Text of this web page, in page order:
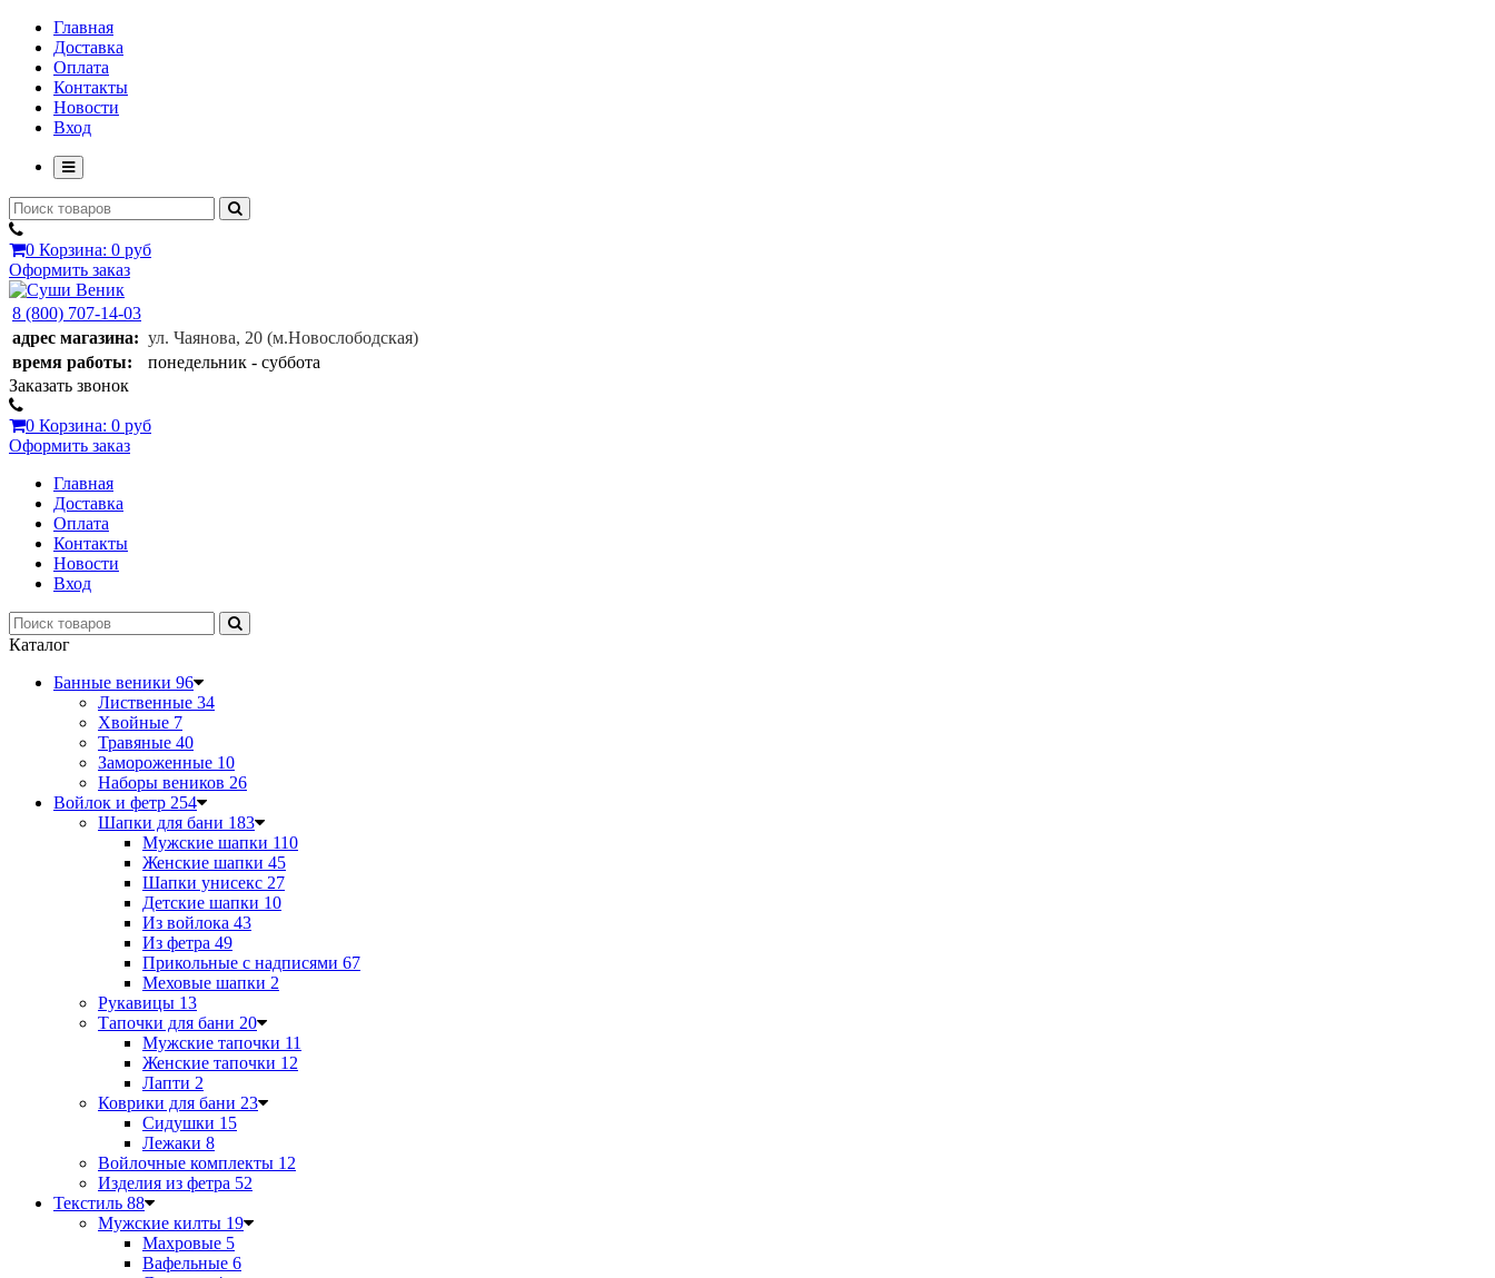
Главная
Доставка
Оплата
Контакты
Новости
Вход
0 Корзина: 0 руб
Оформить заказ
8 (800) 707-14-03
адрес магазина: ул. Чаянова, 20 (м.Новослободская)
время работы:
понедельник - суббота
Заказать звонок
0 Корзина: 0 руб
Оформить заказ
Главная
Доставка
Оплата
Контакты
Новости
Вход
Каталог
Банные веники 96
Лиственные 34
Хвойные 7
Травяные 40
Замороженные 10
Наборы веников 26
Войлок и фетр 254
Шапки для бани 183
Мужские шапки 110
Женские шапки 45
Шапки унисекс 27
Детские шапки 10
Из войлока 43
Из фетра 49
Прикольные с надписями 67
Меховые шапки 2
Рукавицы 13
Тапочки для бани 20
Мужские тапочки 11
Женские тапочки 12
Лапти 2
Коврики для бани 23
Сидушки 15
Лежаки 8
Войлочные комплекты 12
Изделия из фетра 52
Текстиль 88
Мужские килты 19
Махровые 5
Вафельные 6